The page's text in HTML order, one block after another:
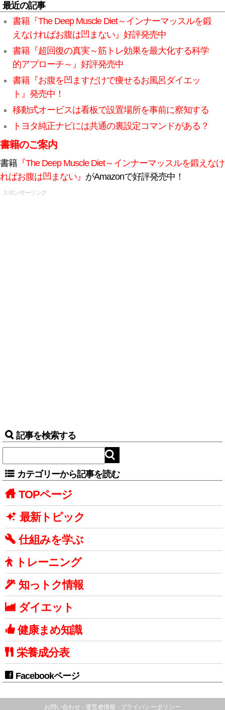
最近の記事
書籍『The Deep Muscle Diet～インナーマッスルを鍛
えなければお腹は凹まない』好評発売中
書籍『超回復の真実～筋トレ効果を最大化する科学
的アプローチ～』好評発売中
書籍『お腹を凹ますだけで痩せるお風呂ダイエッ
ト』発売中！
移動式オービスは看板で設置場所を事前に察知する
トヨタ純正ナビには共通の裏設定コマンドがある？
書籍のご案内
書籍『The Deep Muscle Diet～インナーマッスルを鍛えなけ
ればお腹は凹まない』 がAmazonで好評発売中！
スポンサーリンク
記事を検索する
カテゴリーから記事を読む
TOPページ
最新トピック
仕組みを学ぶ
トレーニング
知っトク情報
ダイエット
健康まめ知識
栄養成分表
Facebookページ
お問い合わせ - 運営者情報 - プライバシーポリシー